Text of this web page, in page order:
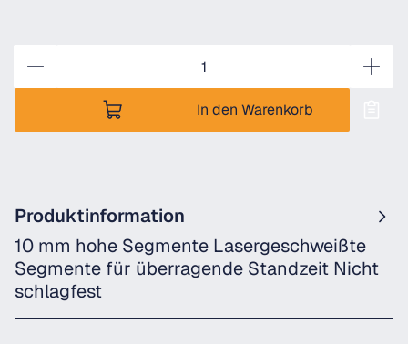
In den Warenkorb
Produktinformation
10 mm hohe Segmente Lasergeschweißte
Segmente für überragende Standzeit Nicht
schlagfest